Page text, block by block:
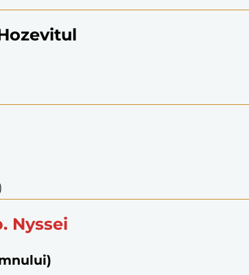
Nyssei